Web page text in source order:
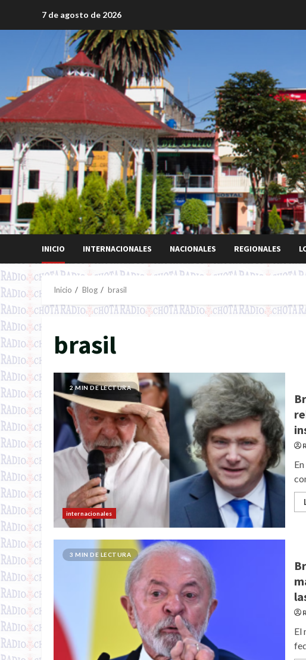
7 de agosto de 2026
INICIO INTERNACIONALES NACIONALES REGIONALES
Inicio Blog brasil
brasil
2 MIN DE LECTURA
internacionales
3 MIN DE LECTURA
El